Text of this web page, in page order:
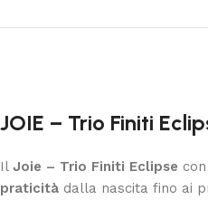
JOIE – Trio Finiti
Il Joie – Trio Finiti Eclipse
praticità dalla nascita fino ai